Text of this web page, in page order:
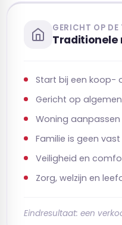
GERICHT OP
Traditionele
Start bij een koop-
Gericht op
Woning
Familie is geen
Veiligheid en
Zorg, welzijn en
Eindresultaat: een